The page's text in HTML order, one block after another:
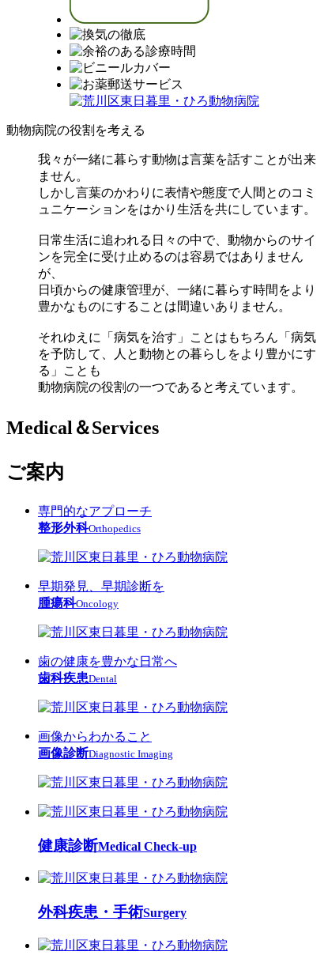
動物病院の役割を考える
我々が一緒に暮らす動物は言葉を話すことが出来
ません。
しかし言葉のかわりに表情や態度で人間とのコミ
ュニケーションをはかり生活を共にしています。
日常生活に追われる日々の中で、動物からのサイ
ンを完全に受け止めるのは容易ではありません
が、
日頃からの健康管理が、一緒に暮らす時間をより
豊かなものにすることは間違いありません。
それゆえに「病気を治す」ことはもちろん「病気
を予防して、人と動物との暮らしをより豊かにす
る」ことも
動物病院の役割の一つであると考えています。
Medical＆Services
ご案内
専門的なアプローチ
整形外科Orthopedics
早期発見、早期診断を
腫瘍科Oncology
⻭の健康を豊かな日常へ
歯科疾患Dental
画像からわかること
画像診断Diagnostic Imaging
健康診断Medical Check-up
外科疾患・手術Surgery